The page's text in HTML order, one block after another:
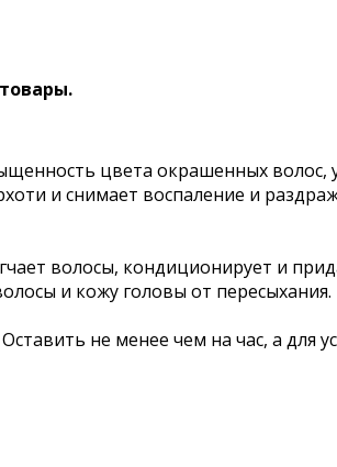
цвета окрашенных волос,
и снимает воспаление и
волосы, кондиционирует и
и кожу головы от пересыхания.
не менее чем на час, а для